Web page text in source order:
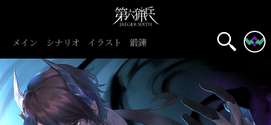
メイン シナリオ イラスト 鍛錬